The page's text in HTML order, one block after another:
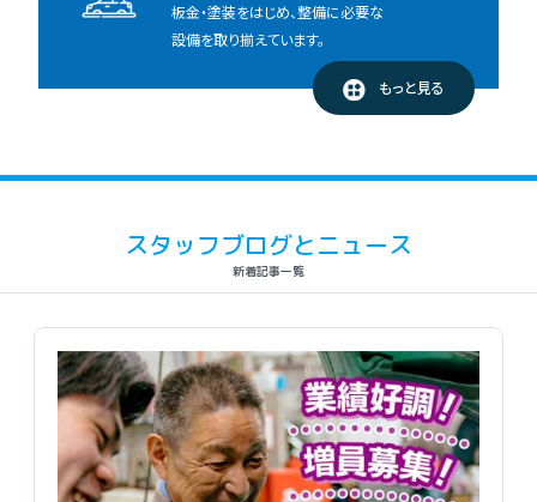
板金・塗装をはじめ、整備に必要な
設備を取り揃えています。
もっと見る
スタッフブログとニュース
新着記事一覧